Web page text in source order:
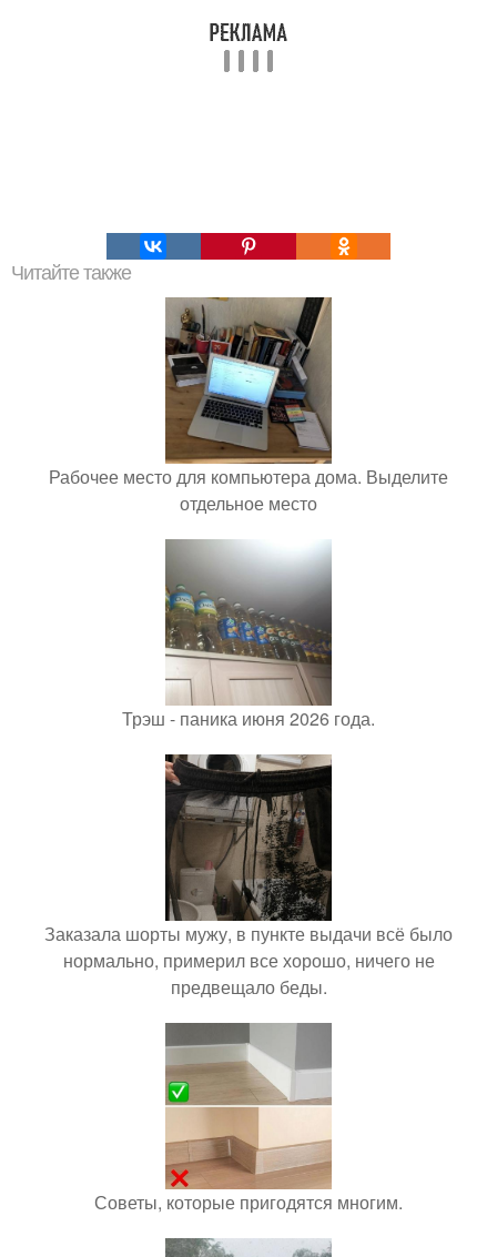
Читайте также
Рабочее место для компьютера дома. Выделите
отдельное место
Трэш - паника июня 2026 года.
Заказала шорты мужу, в пункте выдачи всё было
нормально, примерил все хорошо, ничего не
предвещало беды.
Советы, которые пригодятся многим.